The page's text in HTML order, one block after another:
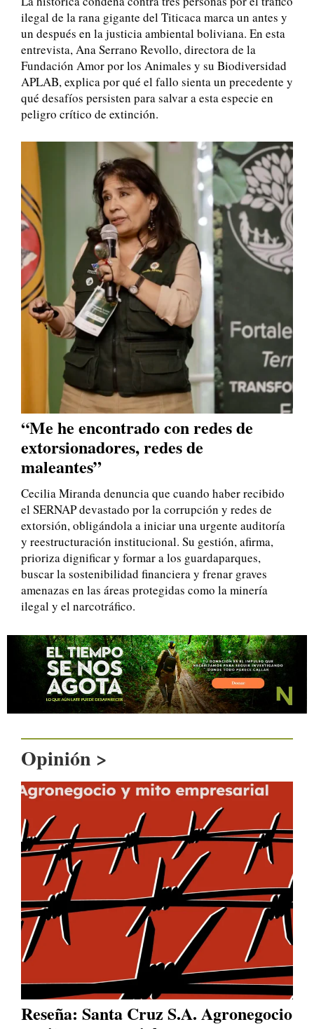
ilegal de la rana gigante del Titicaca marca un antes y
un después en la justicia ambiental boliviana. En esta
entrevista, Ana Serrano Revollo, directora de la
Fundación Amor por los Animales y su Biodiversidad
APLAB, explica por qué el fallo sienta un precedente y
qué desafíos persisten para salvar a esta especie en
peligro crítico de extinción.
“Me he encontrado con redes de
extorsionadores, redes de
maleantes”
Cecilia Miranda denuncia que cuando haber recibido
el SERNAP devastado por la corrupción y redes de
extorsión, obligándola a iniciar una urgente auditoría
y reestructuración institucional. Su gestión, afirma,
prioriza dignificar y formar a los guardaparques,
buscar la sostenibilidad financiera y frenar graves
amenazas en las áreas protegidas como la minería
ilegal y el narcotráfico.
Opinión >
Reseña: Santa Cruz S.A. Agronegocio